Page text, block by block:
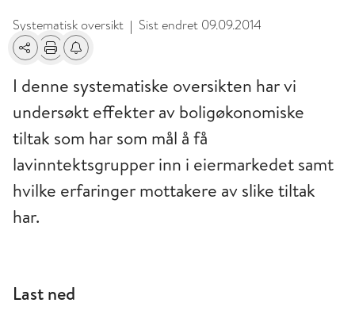
Systematisk oversikt | Sist endret 09.09.2014
Del Skriv utFå varsel om endringer
I denne systematiske oversikten har vi
undersøkt effekter av boligøkonomiske
tiltak som har som mål å få
lavinntektsgrupper inn i eiermarkedet samt
hvilke erfaringer mottakere av slike tiltak
har.
Last ned